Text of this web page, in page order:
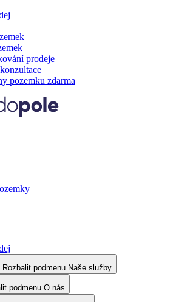
prodeje
pozemku zdarma
Rozbalit podmenu Naše služby
podmenu O nás